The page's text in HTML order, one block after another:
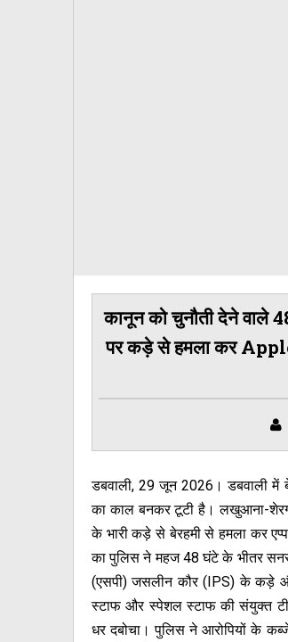
कानून को चुनौती देने वाले
पर कड़े से हमला कर
डबवाली, 29 जून 2026। डबवाली में
का काल बनकर टूटी है। लखुआना-
के भारी कड़े से बेरहमी से हमला कर
का पुलिस ने महज 48 घंटे के भीतर
(एसपी) जसलीन कौर (IPS) के कड़े
स्टाफ और स्पेशल स्टाफ की संयुक्त टीम
धर दबोचा। पुलिस ने आरोपियों के